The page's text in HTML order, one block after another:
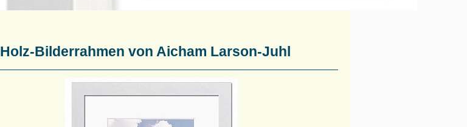
Bilderrahmen von Aicham Larson-Juhl